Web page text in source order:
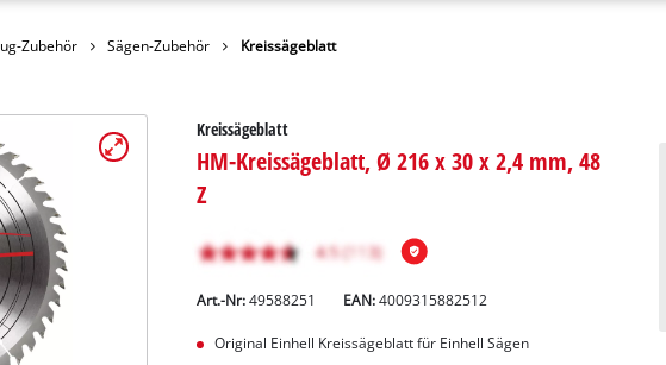
Zubehör Sägen-Zubehör Kreissägeblatt
Kreissägeblatt
HM-Kreissägeblatt, Ø 216 x 30 x 2,4 mm, 48
Z
Art.-Nr:49588251 EAN:4009315882512
Original Einhell Kreissägeblatt für Einhell Sägen